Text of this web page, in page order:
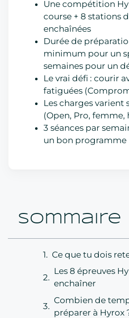
Une compétition
course + 8 stations
enchaînées
Durée de
minimum pour un
semaines pour un
Le vrai défi : courir
fatiguées
Les charges varient
(Open, Pro, femme,
3 séances par
un bon programme
Sommaire
Ce que tu dois
Les 8 épreuves
enchaîner
Combien de
préparer à Hyrox